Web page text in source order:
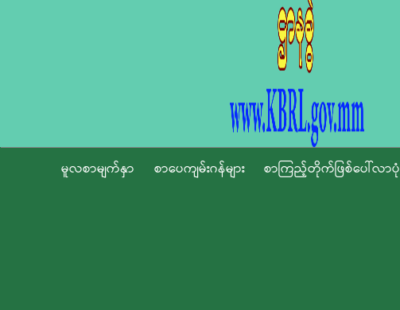
မူလစာမျက်နှာ စာပေကျမ်းဂန်များ စာကြည့်တိုက်ဖြစ်ပေါ်လာပုံ